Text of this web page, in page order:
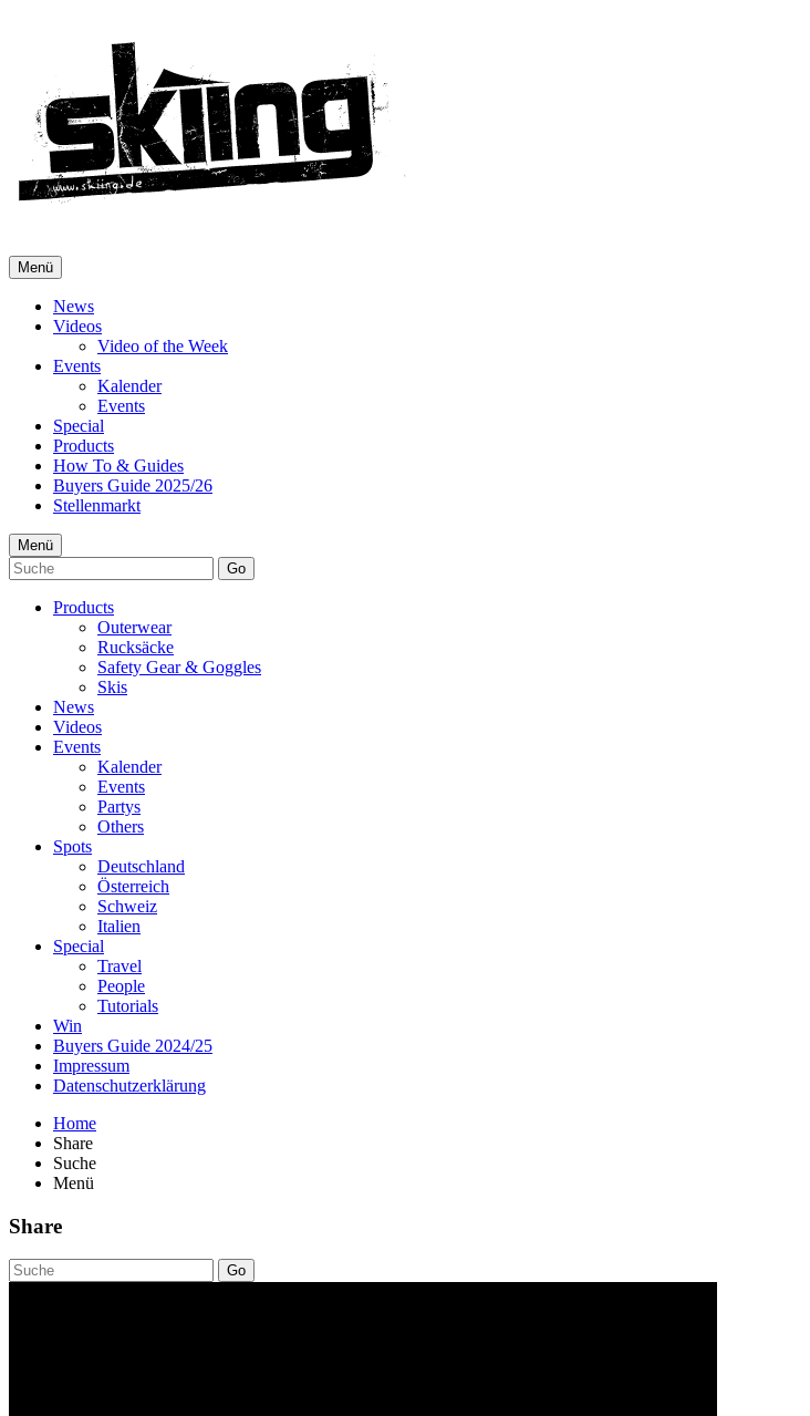
Menü
News
Videos
Video of the Week
Events
Kalender
Events
Special
Products
How To & Guides
Buyers Guide 2025/26
Stellenmarkt
Menü
Go
Products
Outerwear
Rucksäcke
Safety Gear & Goggles
Skis
News
Videos
Events
Kalender
Events
Partys
Others
Spots
Deutschland
Österreich
Schweiz
Italien
Special
Travel
People
Tutorials
Win
Buyers Guide 2024/25
Impressum
Datenschutzerklärung
Home
Share
Suche
Menü
Share
Go